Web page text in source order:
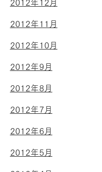
2012年12月
2012年11月
2012年10月
2012年9月
2012年8月
2012年7月
2012年6月
2012年5月